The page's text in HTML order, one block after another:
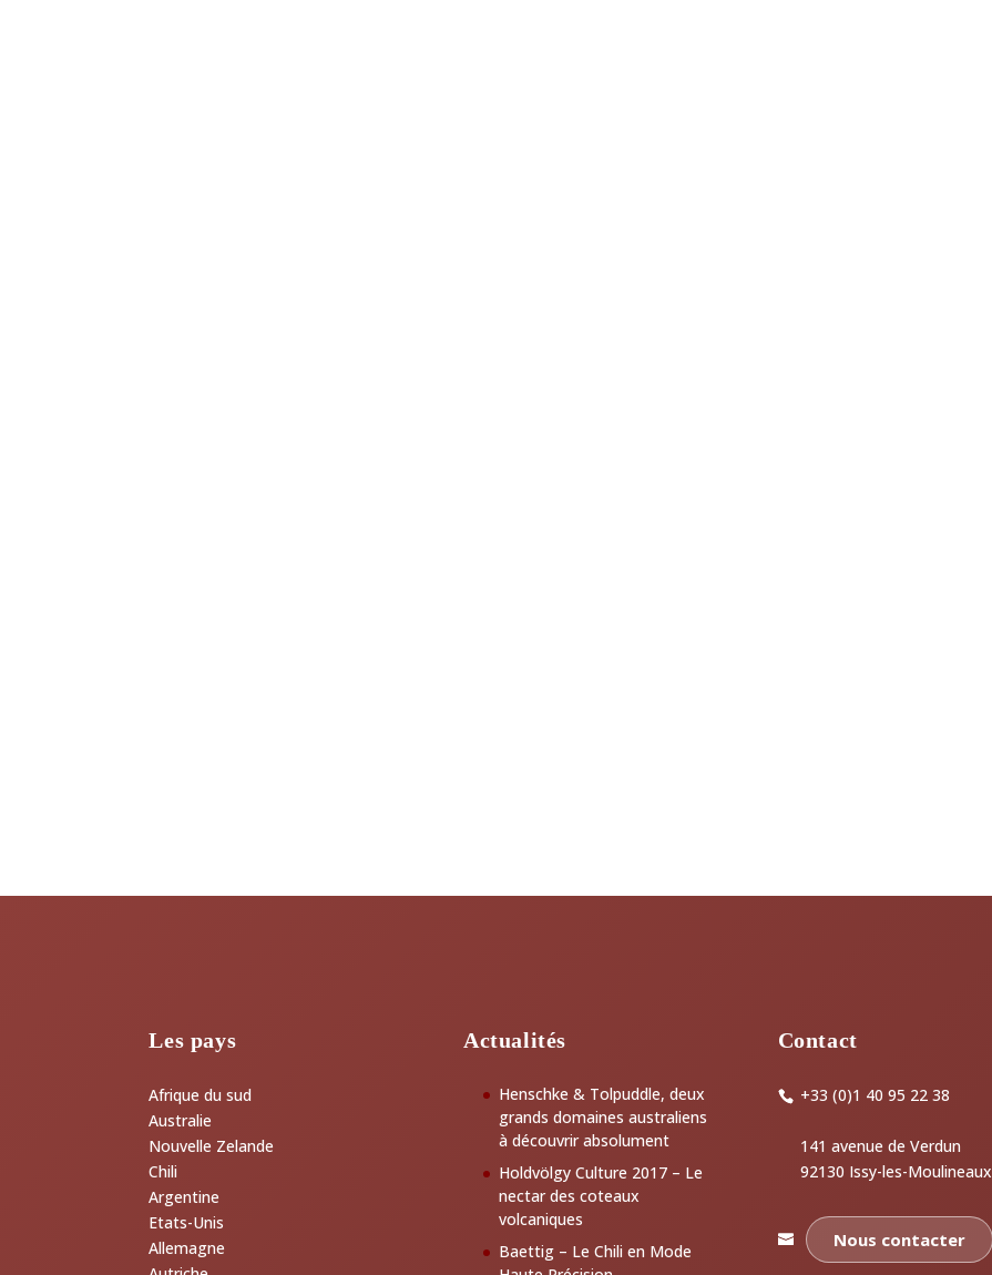
Les pays
Afrique du sud
Australie
Nouvelle Zelande
Chili
Argentine
Etats-Unis
Allemagne
Actualités
Henschke & Tolpuddle, deux
grands domaines australiens
à découvrir absolument
Holdvölgy Culture 2017 – Le
nectar des coteaux
volcaniques
Baettig – Le Chili en Mode
Contact
+33 (0)1 40 95 22 38
141 avenue de Verdun
92130 Issy-les-Moulineaux
Nous contacter